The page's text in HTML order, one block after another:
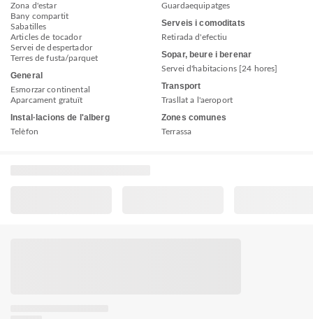
Zona d'estar
Bany compartit
Sabatilles
Articles de tocador
Servei de despertador
Terres de fusta/parquet
General
Esmorzar continental
Aparcament gratuït
Instal·lacions de l'alberg
Telèfon
Guardaequipatges
Serveis i comoditats
Retirada d'efectiu
Sopar, beure i berenar
Servei d'habitacions [24 hores]
Transport
Trasllat a l'aeroport
Zones comunes
Terrassa